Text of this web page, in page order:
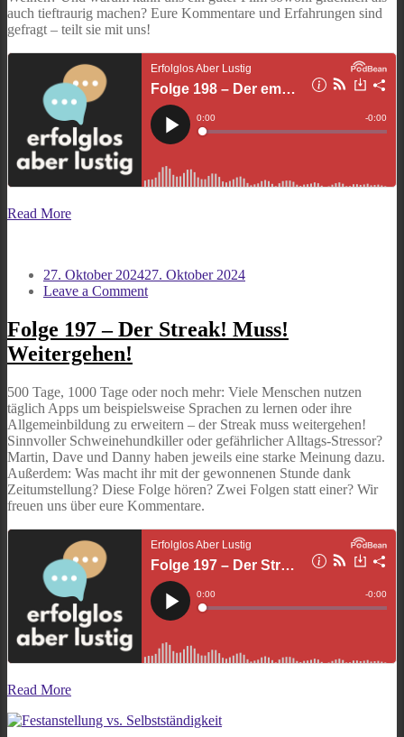
auch tieftraurig machen? Eure Kommentare und Erfahrungen sind
gefragt – teilt sie mit uns!
Read More
27. Oktober 202427. Oktober 2024
Leave a Commenton
197
–
Muss!
Weitergehen!
Folge 197 – Der Streak! Muss!
Weitergehen!
500 Tage, 1000 Tage oder noch mehr: Viele Menschen nutzen
täglich Apps um beispielsweise Sprachen zu lernen oder ihre
Allgemeinbildung zu erweitern – der Streak muss weitergehen!
Sinnvoller Schweinehundkiller oder gefährlicher Alltags-Stressor?
Martin, Dave und Danny haben jeweils eine starke Meinung dazu.
Außerdem: Was macht ihr mit der gewonnenen Stunde dank
Zeitumstellung? Diese Folge hören? Zwei Folgen statt einer? Wir
freuen uns über eure Kommentare.
Read More